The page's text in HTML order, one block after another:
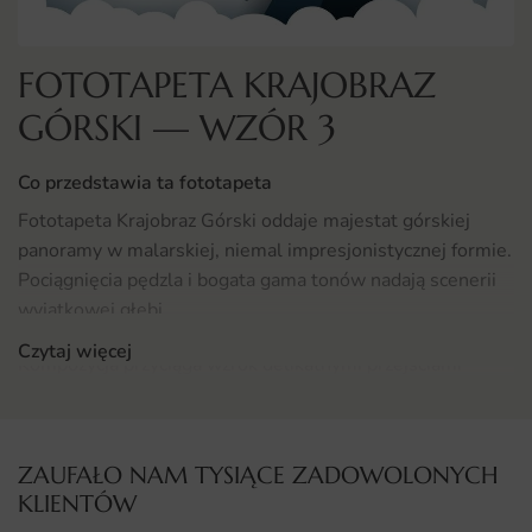
FOTOTAPETA KRAJOBRAZ
GÓRSKI — WZÓR 3
Co przedstawia ta fototapeta
Fototapeta Krajobraz Górski oddaje majestat górskiej
panoramy w malarskiej, niemal impresjonistycznej formie.
Pociągnięcia pędzla i bogata gama tonów nadają scenerii
Kompozycja przyciąga wzrok delikatnymi przejściami
Gdzie sprawdzi się fototapeta Krajobraz Górski
Czytaj więcej
ZAUFAŁO NAM TYSIĄCE ZADOWOLONYCH
KLIENTÓW